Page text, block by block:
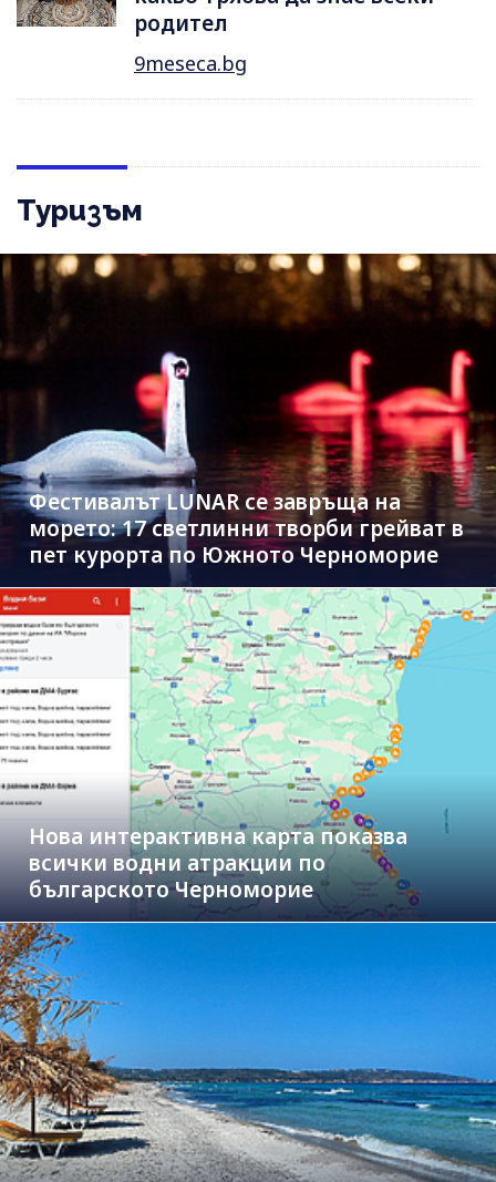
родител
9meseca.bg
Туризъм
Фестивалът LUNAR се завръща на
морето: 17 светлинни творби грейват в
пет курорта по Южното Черноморие
Нова интерактивна карта показва
всички водни атракции по
българското Черноморие